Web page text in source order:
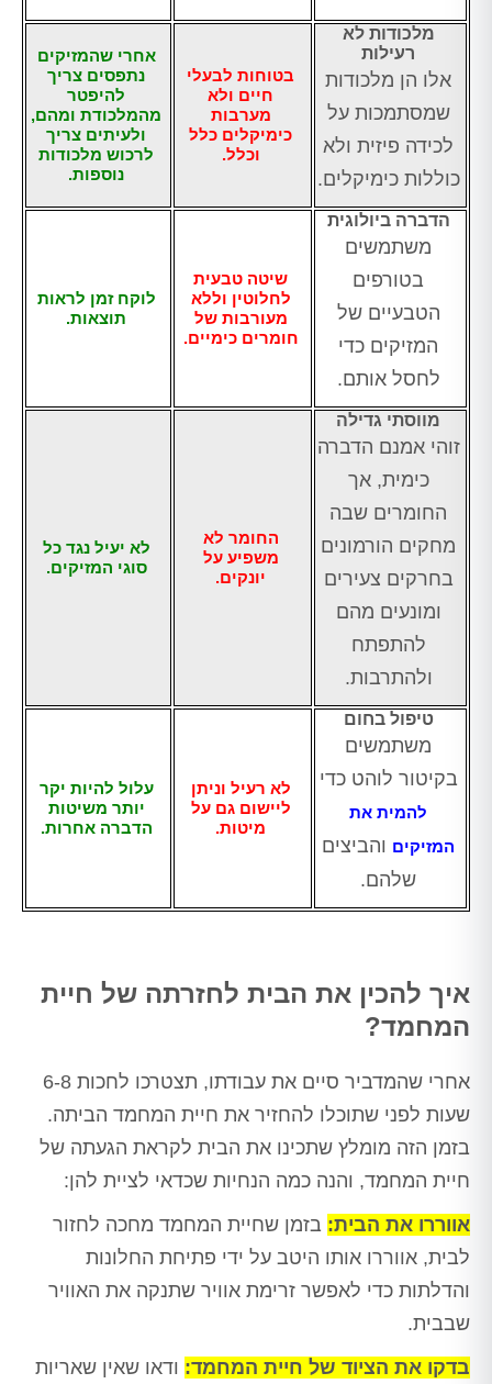
מלכודות לא
רעילות
אלו הן מלכודות
שמסתמכות על
לכידה פיזית ולא
כוללות כימיקלים.
בטוחות לבעלי
חיים ולא
מערבות
כימיקלים כלל
וכלל.
אחרי שהמזיקים
נתפסים צריך
להיפטר
מהמלכודת ומהם,
ולעיתים צריך
לרכוש מלכודות
נוספות.
הדברה ביולוגית
משתמשים
בטורפים
הטבעיים של
המזיקים כדי
לחסל אותם.
שיטה טבעית
לחלוטין וללא
מעורבות של
חומרים כימיים.
לוקח זמן לראות
תוצאות.
מווסתי גדילה
זוהי אמנם הדברה
כימית, אך
החומרים שבה
מחקים הורמונים
בחרקים צעירים
ומונעים מהם
להתפתח
ולהתרבות.
החומר לא
משפיע על
יונקים.
לא יעיל נגד כל
סוגי המזיקים.
טיפול בחום
משתמשים
בקיטור לוהט כדי
להמית את
המזיקים והביצים
שלהם.
לא רעיל וניתן
ליישום גם על
מיטות.
עלול להיות יקר
יותר משיטות
הדברה אחרות.
איך להכין את הבית לחזרתה של חיית
המחמד?
אחרי שהמדביר סיים את עבודתו, תצטרכו לחכות 6-8
שעות לפני שתוכלו להחזיר את חיית המחמד הביתה.
בזמן הזה מומלץ שתכינו את הבית לקראת הגעתה של
חיית המחמד, והנה כמה הנחיות שכדאי לציית להן:
אווררו את הבית: בזמן שחיית המחמד מחכה לחזור
לבית, אווררו אותו היטב על ידי פתיחת החלונות
והדלתות כדי לאפשר זרימת אוויר שתנקה את האוויר
שבבית.
בדקו את הציוד של חיית המחמד: ודאו שאין שאריות